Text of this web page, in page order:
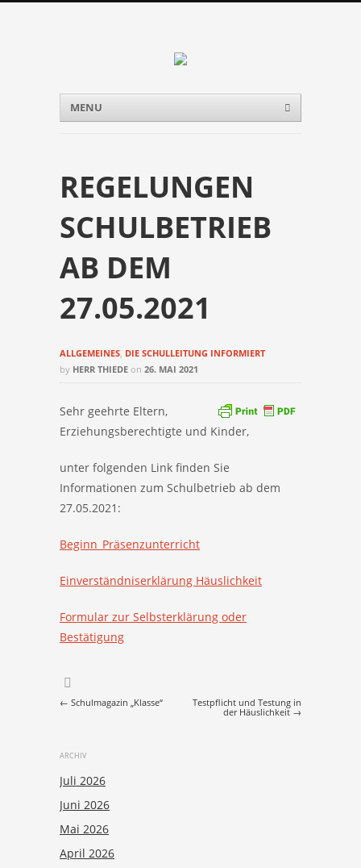
Menu
Skip to content
MENU
REGELUNGEN
SCHULBETRIEB
AB DEM
27.05.2021
ALLGEMEINES, DIE SCHULLEITUNG INFORMIERT
by HERR THIEDE on 26. MAI 2021
Sehr geehrte Eltern,
Erziehungsberechtigte und Kinder,
unter folgenden Link finden Sie
Informationen zum Schulbetrieb ab dem
27.05.2021:
Beginn_Präsenzunterricht
Einverständniserklärung Häuslichkeit
Formular zur Selbsterklärung oder
Bestätigung
Post navigation
← Schulmagazin „Klasse“
Testpflicht und Testung in
der Häuslichkeit →
ARCHIV
Juli 2026
Juni 2026
Mai 2026
April 2026